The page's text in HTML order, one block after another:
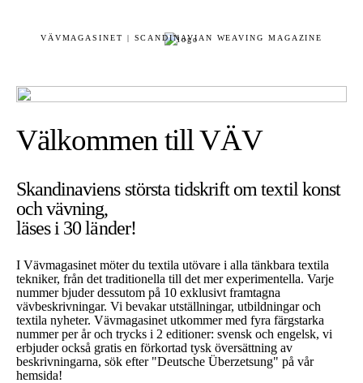
VÄVMAGASINET | SCANDINAVIAN WEAVING MAGAZINE
Välkommen till VÄV
Skandinaviens största tidskrift om textil konst
och vävning,
läses i 30 länder!
I Vävmagasinet möter du textila utövare i alla tänkbara textila
tekniker, från det traditionella till det mer experimentella. Varje
nummer bjuder dessutom på 10 exklusivt framtagna
vävbeskrivningar. Vi bevakar utställningar, utbildningar och
textila nyheter. Vävmagasinet utkommer med fyra färgstarka
nummer per år och trycks i 2 editioner: svensk och engelsk, vi
erbjuder också gratis en förkortad tysk översättning av
beskrivningarna, sök efter "Deutsche Überzetsung" på vår
hemsida!